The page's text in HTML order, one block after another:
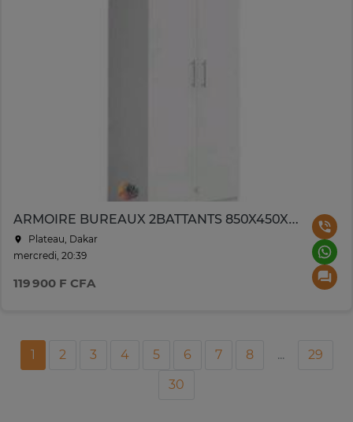
ARMOIRE BUREAUX 2BATTANTS 850X450X7 50 CM BLANC ARB002
Plateau, Dakar
mercredi, 20:39
119 900 F CFA
1 2 3 4 5 6 7 8 ...
29
30